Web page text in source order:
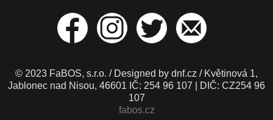
© 2023 FaBOS, s.r.o. / Designed by dnf.cz / Květinová 1,
Jablonec nad Nisou, 46601 IČ: 254 96 107 | DIČ: CZ254 96
107
fabos.cz